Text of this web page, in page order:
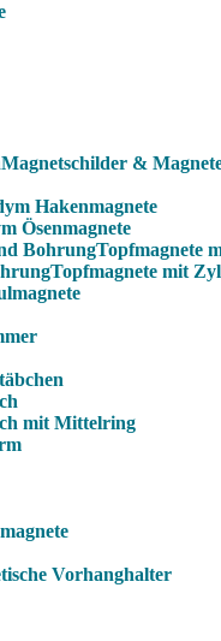
Magnetschilder &
Hakenmagnete
Ösenmagnete
Topfmagnete
Topfmagnete mit
mit Mittelring
Vorhanghalter